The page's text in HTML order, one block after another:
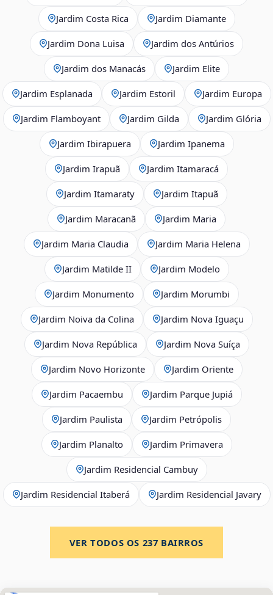
Jardim Costa Rica Jardim Diamante
Jardim Dona Luisa Jardim dos Antúrios
Jardim dos Manacás Jardim Elite
Jardim Esplanada Jardim Estoril Jardim Europa
Jardim Flamboyant Jardim Gilda Jardim Glória
Jardim Ibirapuera Jardim Ipanema
Jardim Irapuã Jardim Itamaracá
Jardim Itamaraty Jardim Itapuã
Jardim Maracanã Jardim Maria
Jardim Maria Claudia Jardim Maria Helena
Jardim Matilde II Jardim Modelo
Jardim Monumento Jardim Morumbi
Jardim Noiva da Colina Jardim Nova Iguaçu
Jardim Nova República Jardim Nova Suíça
Jardim Novo Horizonte Jardim Oriente
Jardim Pacaembu Jardim Parque Jupiá
Jardim Paulista Jardim Petrópolis
Jardim Planalto Jardim Primavera
Jardim Residencial Cambuy
Jardim Residencial Itaberá Jardim Residencial Javary
VER TODOS OS 237 BAIRROS